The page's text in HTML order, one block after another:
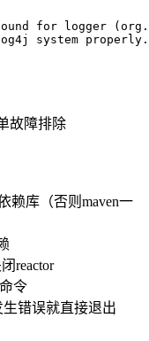
found for logger
system properly.
故障排除
赖库（否则maven一
reactor
令
错误就直接退出